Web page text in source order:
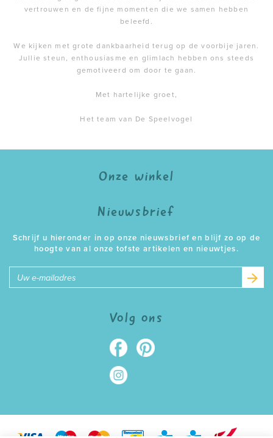
vertrouwen en de fijne momenten die we samen hebben
beleefd.
We kijken met grote dankbaarheid terug op de voorbije jaren.
Jullie steun, enthousiasme en glimlach hebben ons steeds
gemotiveerd om door te gaan.
Met hartelijke groet,
Het team van De Speelvogel
Onze winkel
Nieuwsbrief
Schrijf u hieronder in op onze nieuwsbrief en blijf zo op de
hoogte van al onze tofste artikelen en nieuwtjes.
Volg ons